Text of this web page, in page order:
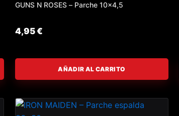
GUNS N ROSES – Parche 10×4,5
4,95€
AÑADIR AL CARRITO